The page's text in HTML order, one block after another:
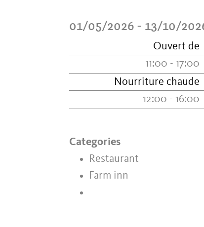
01/05/2026 - 13/10/
Ouvert de
11:00 - 17:00
Nourriture chaude
12:00 - 16:00
Categories
Restaurant
Farm inn